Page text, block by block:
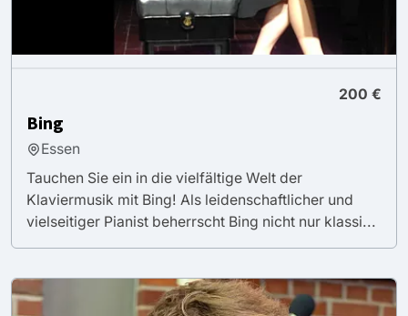
200 €
Bing
Essen
Tauchen Sie ein in die vielfältige Welt der
Klaviermusik mit Bing! Als leidenschaftlicher und
vielseitiger Pianist beherrscht Bing nicht nur klassi...